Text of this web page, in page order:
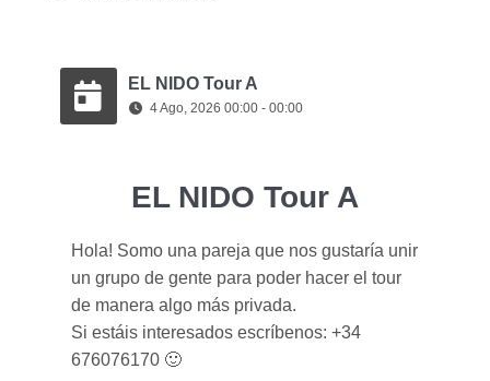
EL NIDO Tour A
4 Ago, 2026 00:00 - 00:00
EL NIDO Tour A
Hola! Somo una pareja que nos gustaría unir
un grupo de gente para poder hacer el tour
de manera algo más privada.
Si estáis interesados escríbenos: +34
676076170 🙂